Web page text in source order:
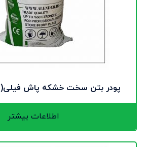
پودر بتن سخت خشکه پاش فیلی(ALEN-DRY LG)
اطلاعات بیشتر